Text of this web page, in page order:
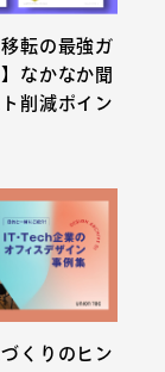
移転の最強ガ
なかなか聞
削減ポイン
づくりのヒン